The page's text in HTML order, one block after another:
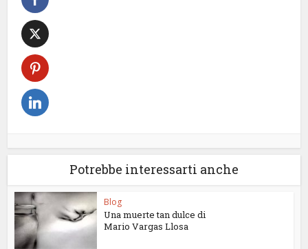
Potrebbe interessarti anche
Blog
Una muerte tan dulce di
Mario Vargas Llosa